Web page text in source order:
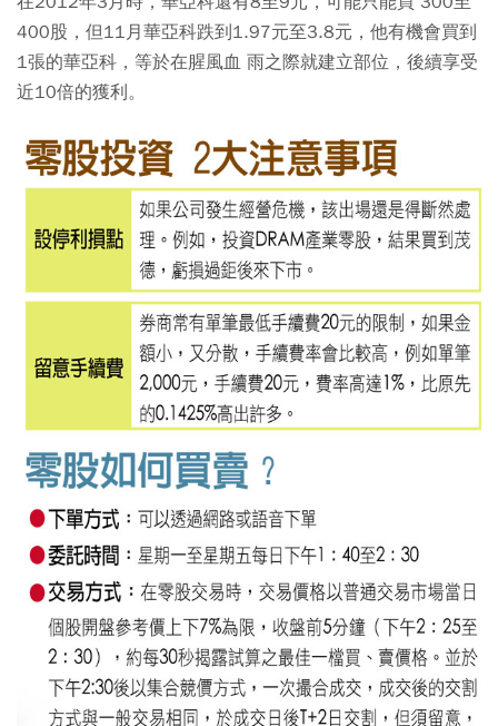
400股，但11月華亞科跌到1.97元至3.8元，他有機會買到
1張的華亞科，等於在腥風血 雨之際就建立部位，後續享受
近10倍的獲利。